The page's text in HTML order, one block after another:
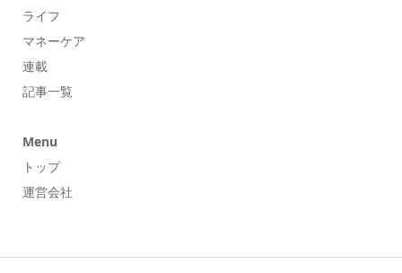
ライフ
マネーケア
連載
記事一覧
Menu
トップ
運営会社